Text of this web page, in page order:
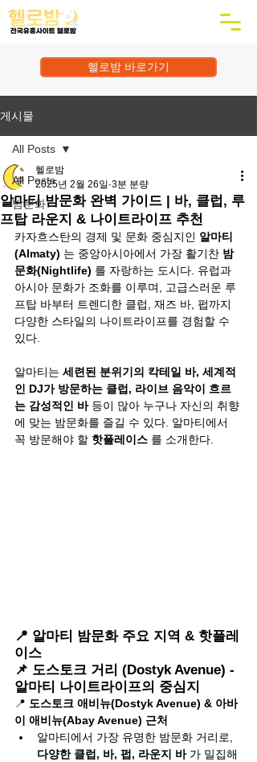
헬로밤 바로가기
게시물
All Posts
밤문화
All Posts
알마티 밤문화 완벽 가이드 | 바, 클럽, 루
프탑 라운지 & 나이트라이프 추천
헬로밤
2025년 2월 26일 3분 분량
카자흐스탄의 경제 및 문화 중심지인 알마티
(Almaty) 는 중앙아시아에서 가장 활기찬 밤
문화(Nightlife) 를 자랑하는 도시다. 유럽과
아시아 문화가 조화를 이루며, 고급스러운 루
프탑 바부터 트렌디한 클럽, 재즈 바, 펍까지
다양한 스타일의 나이트라이프를 경험할 수
있다.
알마티는 세련된 분위기의 칵테일 바, 세계적
인 DJ가 방문하는 클럽, 라이브 음악이 흐르
는 감성적인 바 등이 많아 누구나 자신의 취향
에 맞는 밤문화를 즐길 수 있다. 알마티에서
꼭 방문해야 할 핫플레이스 를 소개한다.
📍 알마티 밤문화 주요 지역 & 핫플레
이스
📌 도스토크 거리 (Dostyk Avenue) -
알마티 나이트라이프의 중심지
📍 도스토크 애비뉴(Dostyk Avenue) & 아바
이 애비뉴(Abay Avenue) 근처
알마티에서 가장 유명한 밤문화 거리로,
다양한 클럽, 바, 펍, 라운지 바 가 밀집해